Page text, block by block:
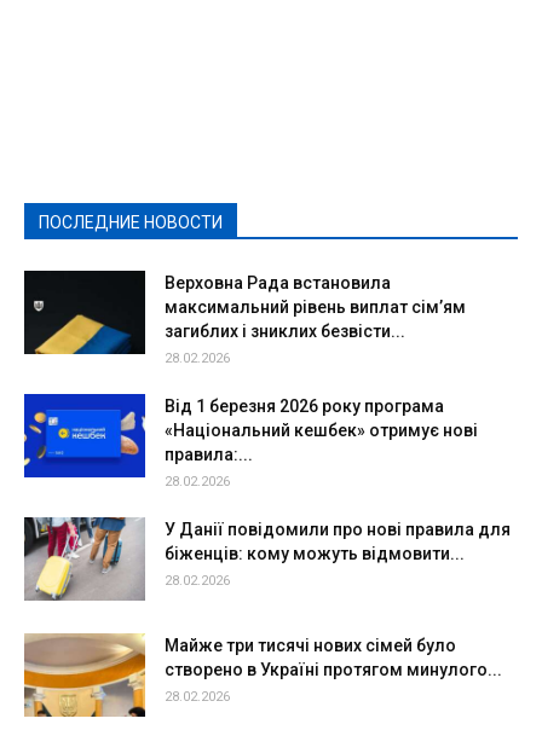
ПОСЛЕДНИЕ НОВОСТИ
Верховна Рада встановила
максимальний рівень виплат сім’ям
загиблих і зниклих безвісти...
28.02.2026
Від 1 березня 2026 року програма
«Національний кешбек» отримує нові
правила:...
28.02.2026
У Данії повідомили про нові правила для
біженців: кому можуть відмовити...
28.02.2026
Майже три тисячі нових сімей було
створено в Україні протягом минулого...
28.02.2026